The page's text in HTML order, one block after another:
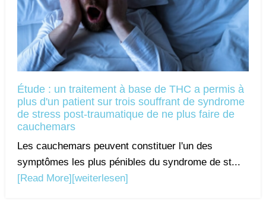
Étude : un traitement à base de THC a permis à
plus d'un patient sur trois souffrant de syndrome
de stress post-traumatique de ne plus faire de
cauchemars
Les cauchemars peuvent constituer l'un des
symptômes les plus pénibles du syndrome de st...
[Read More] [weiterlesen]